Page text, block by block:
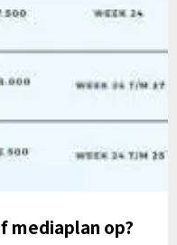
mediaplan op?